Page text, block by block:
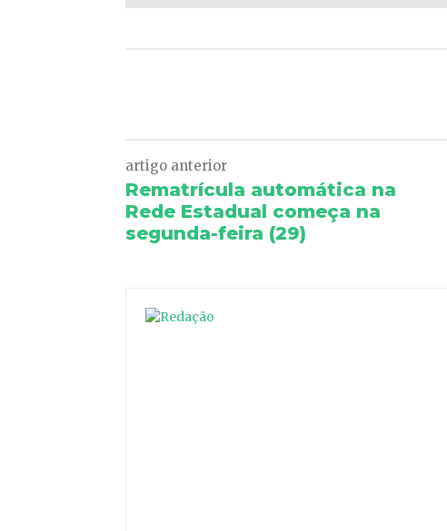
artigo anterior
Rematrícula automática na
Rede Estadual começa na
segunda-feira (29)